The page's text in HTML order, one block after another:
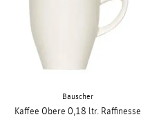
Bauscher
Kaffee Obere 0,18 ltr. Raffinesse